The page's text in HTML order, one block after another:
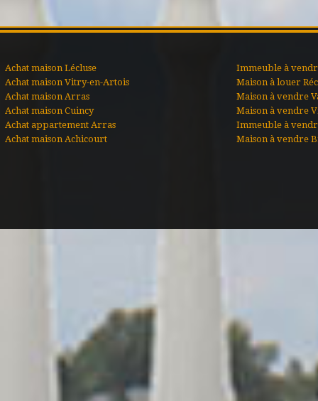
Achat maison Lécluse
Achat maison Vitry-en-Artois
Achat maison Arras
Achat maison Cuincy
Achat appartement Arras
Achat maison Achicourt
Immeuble à
Maison à louer
Maison à vendre
Maison à vendre
Immeuble à
Maison à vendre